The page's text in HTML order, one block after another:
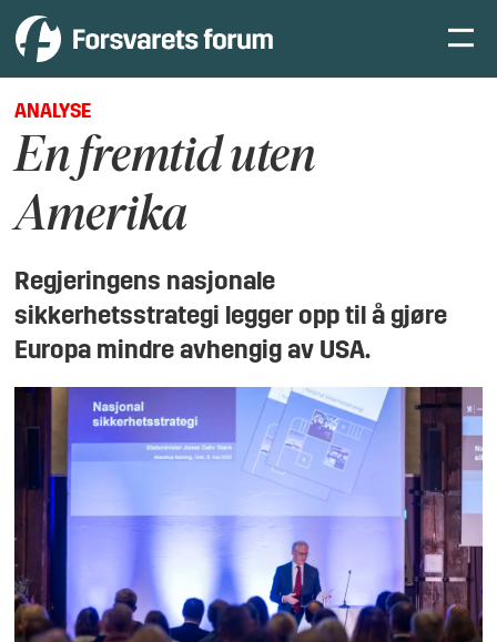
ANALYSE
En fremtid uten
Amerika
Regjeringens nasjonale
sikkerhetsstrategi legger opp til å gjøre
Europa mindre avhengig av USA.